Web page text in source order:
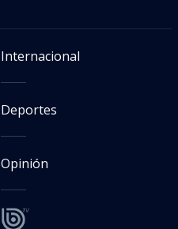
Internacional
Deportes
Opinión